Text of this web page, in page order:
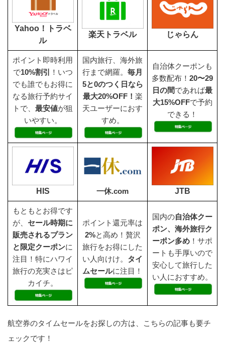
Yahoo！トラベ
ル
楽天トラベル じゃらん
ポイント即時利用
で10%割引
！いつ
でも誰でもお得に
なる旅行予約サイ
トで、 最安値が狙
いやすい。
国内旅行、海外旅
行まで網羅。 毎月
5と0のつく日なら
最大20%OFF！ 楽
天ユーザーにおす
すめ。
自治体クーポンも
多数配布！ 20〜29
日の間であれば最
大15%OFFで予約
できる！
HIS 一休.com JTB
もともとお得です
が、 セール時期に
販売されるプラン
と限定クーポンに
注目！特にハワイ
旅行の充実さはピ
カイチ。
ポイント還元率は
2%と高め！贅沢
旅行をお得にした
い人向けけ。 タイ
ムセールに注目！
国内の自治体クー
ポン、海外旅行ク
ーポン多め ！サポ
ートも手厚いので
安心して旅行した
い人におすすめ。
航空券のタイムセールをお探しの方は、こちらの記事も要チ
ェックです！